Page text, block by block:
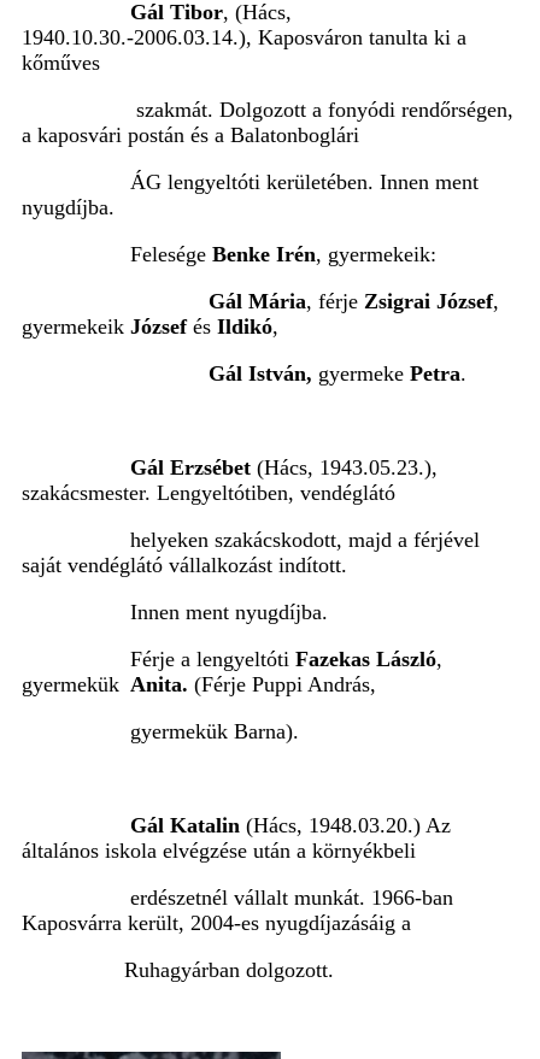
Gál Tibor, (Hács,
1940.10.30.-2006.03.14.), Kaposváron tanulta ki a
kőműves
szakmát. Dolgozott a fonyódi rendőrségen,
a kaposvári postán és a Balatonboglári
ÁG lengyeltóti kerületében. Innen ment
nyugdíjba.
Felesége Benke Irén, gyermekeik:
Gál Mária, férje Zsigrai József,
gyermekeik Józsefés Ildikó,
Gál István, gyermeke Petra.
Gál Erzsébet (Hács, 1943.05.23.),
szakácsmester. Lengyeltótiben, vendéglátó
helyeken szakácskodott, majd a férjével
saját vendéglátó vállalkozást indított.
Innen ment nyugdíjba.
Férje a lengyeltóti Fazekas László,
gyermekük Anita. (Férje Puppi András,
gyermekük Barna).
Gál Katalin (Hács, 1948.03.20.) Az
általános iskola elvégzése után a környékbeli
erdészetnél vállalt munkát. 1966-ban
Kaposvárra került, 2004-es nyugdíjazásáig a
Ruhagyárban dolgozott.